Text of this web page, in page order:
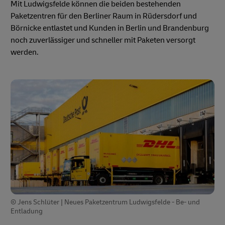
Mit Ludwigsfelde können die beiden bestehenden
Paketzentren für den Berliner Raum in Rüdersdorf und
Börnicke entlastet und Kunden in Berlin und Brandenburg
noch zuverlässiger und schneller mit Paketen versorgt
werden.
© Jens Schlüter | Neues Paketzentrum Ludwigsfelde - Be- und
Entladung